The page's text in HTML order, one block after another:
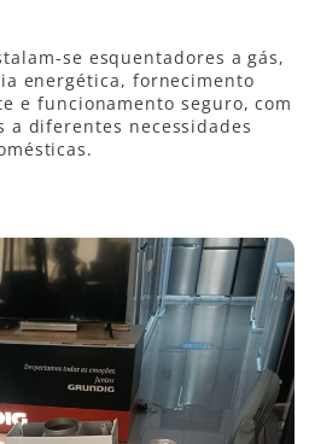
se esquentadores a gás,
energética, fornecimento
e funcionamento seguro, com
a diferentes necessidades